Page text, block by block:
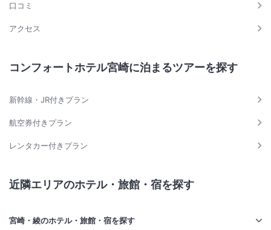
口コミ
アクセス
コンフォートホテル宮崎に泊まるツアーを探す
新幹線・JR付きプラン
航空券付きプラン
レンタカー付きプラン
近隣エリアのホテル・旅館・宿を探す
宮崎・綾のホテル・旅館・宿を探す